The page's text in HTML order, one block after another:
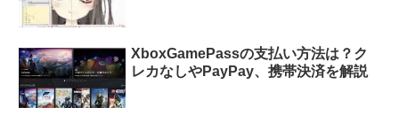
XboxGamePassの支払い方法は？ク
レカなしやPayPay、携帯決済を解説